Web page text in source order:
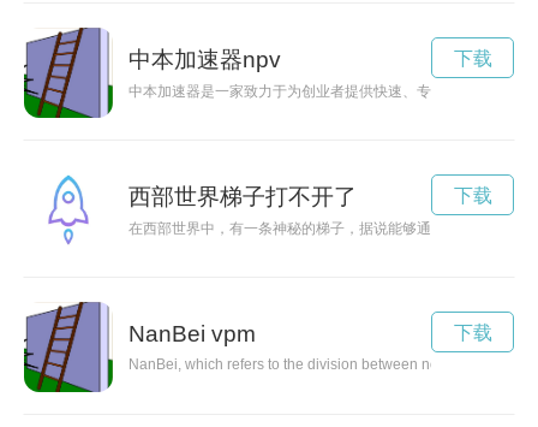
中本加速器npv
中本加速器是一家致力于为创业者提供快速、专业的孵化服务
下载
西部世界梯子打不开了
在西部世界中，有一条神秘的梯子，据说能够通往无尽的冒险
下载
NanBei vpm
NanBei, which refers to the division between northern and
下载